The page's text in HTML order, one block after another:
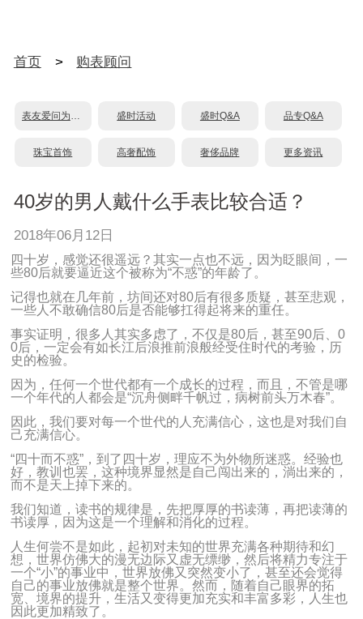
首页 > 购表顾问
表友爱问为什么？ 盛时活动 盛时Q&A 品专Q&A
珠宝首饰 高奢配饰 奢侈品牌 更多资讯
40岁的男人戴什么手表比较合适？
2018年06月12日
四十岁，感觉还很遥远？其实一点也不远，因为眨眼间，一
些80后就要逼近这个被称为“不惑”的年龄了。
记得也就在几年前，坊间还对80后有很多质疑，甚至悲观，
一些人不敢确信80后是否能够扛得起将来的重任。
事实证明，很多人其实多虑了，不仅是80后，甚至90后、0
0后，一定会有如长江后浪推前浪般经受住时代的考验，历
史的检验。
因为，任何一个世代都有一个成长的过程，而且，不管是哪
一个年代的人都会是“沉舟侧畔千帆过，病树前头万木春”。
因此，我们要对每一个世代的人充满信心，这也是对我们自
己充满信心。
“四十而不惑”，到了四十岁，理应不为外物所迷惑。经验也
好，教训也罢，这种境界显然是自己闯出来的，淌出来的，
而不是天上掉下来的。
我们知道，读书的规律是，先把厚厚的书读薄，再把读薄的
书读厚，因为这是一个理解和消化的过程。
人生何尝不是如此，起初对未知的世界充满各种期待和幻
想，世界仿佛大的漫无边际又虚无缥缈，然后将精力专注于
一个“小”的事业中，世界放佛又突然变小了，甚至还会觉得
自己的事业放佛就是整个世界。然而，随着自己眼界的拓
宽、境界的提升，生活又变得更加充实和丰富多彩，人生也
因此更加精致了。